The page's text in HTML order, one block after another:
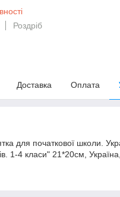
Роздріб
Доставка Оплата
для початкової школи.
1-4 класи" 21*20см,